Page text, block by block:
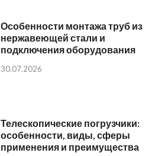
Особенности монтажа труб из
нержавеющей стали и
подключения оборудования
30.07.2026
Телескопические погрузчики:
особенности, виды, сферы
применения и преимущества